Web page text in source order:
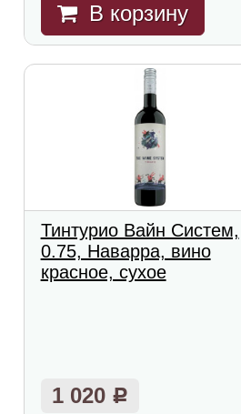
В корзину
Тинтурио Вайн Систем,
0.75, Наварра, вино
красное, сухое
1 020 Р